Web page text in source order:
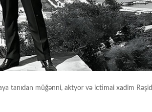
tanıdan müğənni, aktyor və ictimai xadim Rəşid